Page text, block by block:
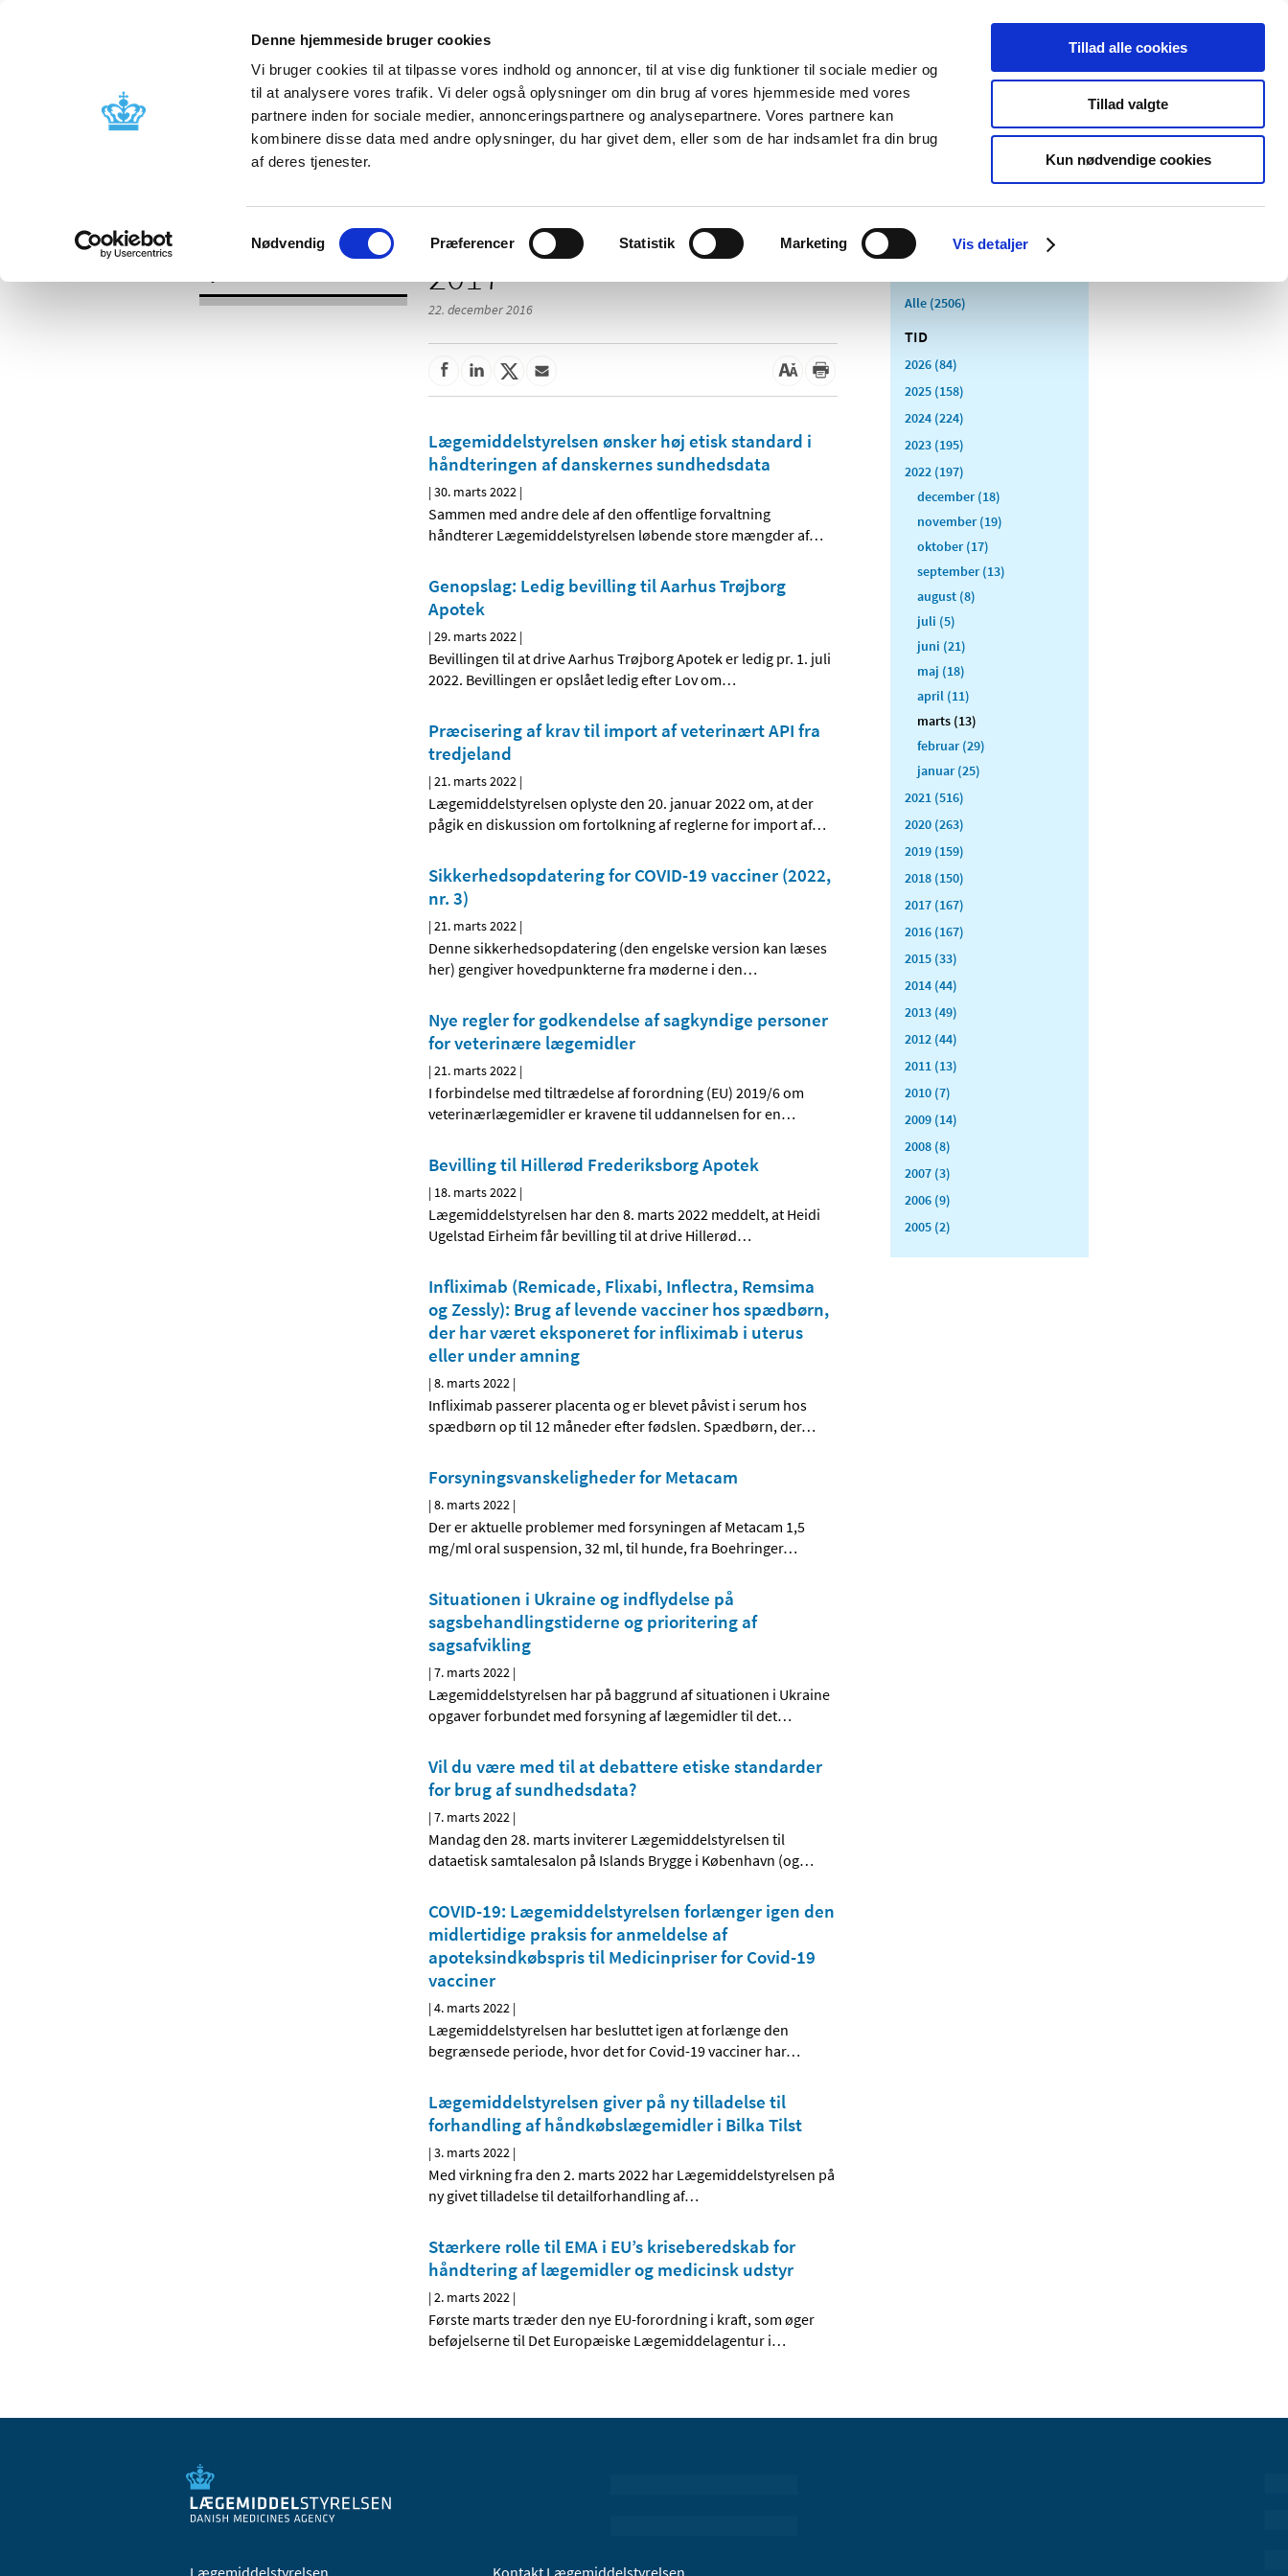
Denne hjemmeside bruger cookies
Vi bruger cookies til at tilpasse vores indhold og annoncer, til at vise dig funktioner til sociale medier og
til at analysere vores trafik. Vi deler også oplysninger om din brug af vores hjemmeside med vores
partnere inden for sociale medier, annonceringspartnere og analysepartnere. Vores partnere kan
kombinere disse data med andre oplysninger, du har givet dem, eller som de har indsamlet fra din brug
af deres tjenester.
Samtykkevalg
Nødvendig Præferencer Statistik Marketing Vis detaljer
Tillad alle cookies
Tillad valgte
Kun nødvendige cookies
Nyheder Om os Kontakt Udgivelser
Godkendelse og
Bivirkninger og
produktinformation
Tilskud og
Apoteker og salg af
Medicinsk
Særlige
produktområder
2017
22. december 2016
Lægemiddelstyrelsen ønsker høj etisk standard i
håndteringen af danskernes sundhedsdata
|30. marts 2022 |
Sammen med andre dele af den offentlige forvaltning
håndterer Lægemiddelstyrelsen løbende store mængder af…
Genopslag: Ledig bevilling til Aarhus Trøjborg
Apotek
|29. marts 2022 |
Bevillingen til at drive Aarhus Trøjborg Apotek er ledig pr. 1. juli
2022. Bevillingen er opslået ledig efter Lov om…
Præcisering af krav til import af veterinært API fra
tredjeland
|21. marts 2022 |
Lægemiddelstyrelsen oplyste den 20. januar 2022 om, at der
pågik en diskussion om fortolkning af reglerne for import af…
Sikkerhedsopdatering for COVID-19 vacciner (2022,
nr. 3)
|21. marts 2022 |
Denne sikkerhedsopdatering (den engelske version kan læses
her) gengiver hovedpunkterne fra møderne i den…
Nye regler for godkendelse af sagkyndige personer
for veterinære lægemidler
|21. marts 2022 |
I forbindelse med tiltrædelse af forordning (EU) 2019/6 om
veterinærlægemidler er kravene til uddannelsen for en…
Bevilling til Hillerød Frederiksborg Apotek
| 18. marts 2022 |
Lægemiddelstyrelsen har den 8. marts 2022 meddelt, at Heidi
Ugelstad Eirheim får bevilling til at drive Hillerød…
Infliximab (Remicade, Flixabi, Inflectra, Remsima
og Zessly): Brug af levende vacciner hos spædbørn,
der har været eksponeret for infliximab i uterus
eller under amning
|8. marts 2022 |
Infliximab passerer placenta og er blevet påvist i serum hos
spædbørn op til 12 måneder efter fødslen. Spædbørn, der…
Forsyningsvanskeligheder for Metacam
|8. marts 2022 |
Der er aktuelle problemer med forsyningen af Metacam 1,5
mg/ml oral suspension, 32 ml, til hunde, fra Boehringer…
Situationen i Ukraine og indflydelse på
sagsbehandlingstiderne og prioritering af
sagsafvikling
|7. marts 2022 |
Lægemiddelstyrelsen har på baggrund af situationen i Ukraine
opgaver forbundet med forsyning af lægemidler til det…
Vil du være med til at debattere etiske standarder
for brug af sundhedsdata?
|7. marts 2022 |
Mandag den 28. marts inviterer Lægemiddelstyrelsen til
dataetisk samtalesalon på Islands Brygge i København (og…
COVID-19: Lægemiddelstyrelsen forlænger igen den
midlertidige praksis for anmeldelse af
apoteksindkøbspris til Medicinpriser for Covid-19
vacciner
|4. marts 2022 |
Lægemiddelstyrelsen har besluttet igen at forlænge den
begrænsede periode, hvor det for Covid-19 vacciner har…
Lægemiddelstyrelsen giver på ny tilladelse til
forhandling af håndkøbslægemidler i Bilka Tilst
|3. marts 2022 |
Med virkning fra den 2. marts 2022 har Lægemiddelstyrelsen på
ny givet tilladelse til detailforhandling af…
Stærkere rolle til EMA i EU’s kriseberedskab for
håndtering af lægemidler og medicinsk udstyr
|2. marts 2022 |
Første marts træder den nye EU-forordning i kraft, som øger
beføjelserne til Det Europæiske Lægemiddelagentur i…
Alle (2506)
TID
2026 (84)
2025 (158)
2024 (224)
2023 (195)
2022 (197)
december (18)
november (19)
oktober (17)
september (13)
august (8)
juli (5)
juni (21)
maj (18)
april (11)
marts (13)
februar (29)
januar (25)
2021 (516)
2020 (263)
2019 (159)
2018 (150)
2017 (167)
2016 (167)
2015 (33)
2014 (44)
2013 (49)
2012 (44)
2011 (13)
2010 (7)
2009 (14)
2008 (8)
2007 (3)
2006 (9)
2005 (2)